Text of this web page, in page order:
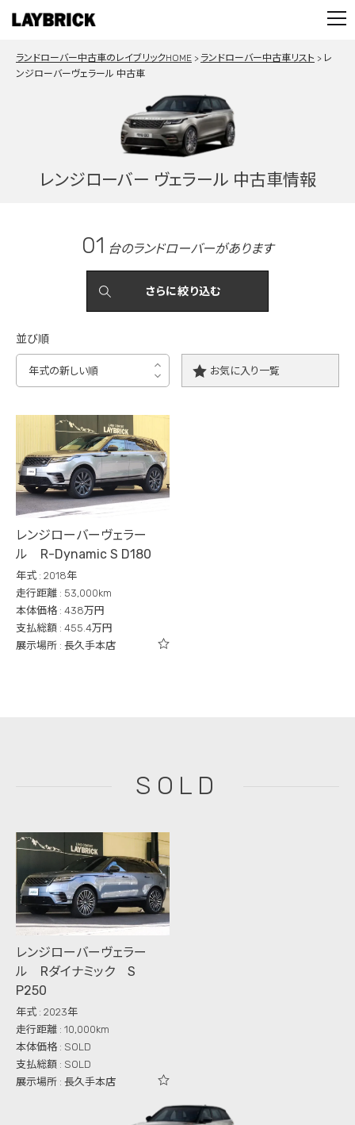
PRIVACY POLICY
ランドローバー中古車のレイブリックHOME ランドローバー中古車リスト
レ
ンジローバーヴェラール 中古車
レンジローバー ヴェラール 中古車情報
01 台のランドローバーがあります
さらに絞り込む
並び順
お気に入り一覧
レンジローバーヴェラー
ル R-Dynamic S D180
年式 : 2018年
走行距離 : 53,000km
本体価格 : 438万円
支払総額 : 455.4万円
展示場所 : 長久手本店
SOLD
レンジローバーヴェラー
ル Rダイナミック S
P250
年式 : 2023年
走行距離 : 10,000km
本体価格 : SOLD
支払総額 : SOLD
展示場所 : 長久手本店